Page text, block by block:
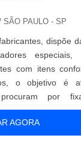
SÃO PAULO - SP
dispõe
especiais,
com itens
o objetivo é
por
facilidade em
em diversos
térmico e
AGORA